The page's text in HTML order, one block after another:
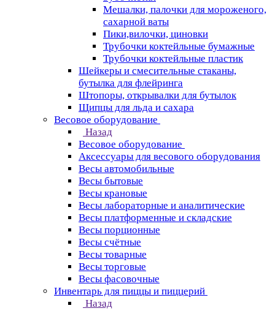
Мешалки, палочки для мороженого,
сахарной ваты
Пики,вилочки, циновки
Трубочки коктейльные бумажные
Трубочки коктейльные пластик
Шейкеры и смесительные стаканы,
бутылка для флейринга
Штопоры, открывалки для бутылок
Щипцы для льда и сахара
Весовое оборудование
Назад
Весовое оборудование
Аксессуары для весового оборудования
Весы автомобильные
Весы бытовые
Весы крановые
Весы лабораторные и аналитические
Весы платформенные и складские
Весы порционные
Весы счётные
Весы товарные
Весы торговые
Весы фасовочные
Инвентарь для пиццы и пиццерий
Назад